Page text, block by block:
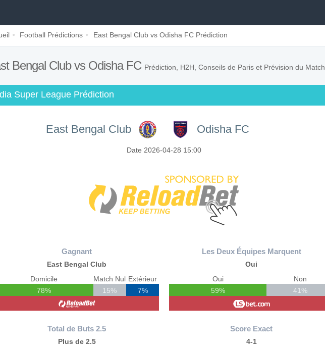
Football Prédictions East Bengal Club vs Odisha FC Prédiction
Bengal Club vs Odisha FC Prédiction, H2H, Conseils de Paris et Prévision du Match
Super League Prédiction
East Bengal Club Odisha FC
Date 2026-04-28 15:00
Gagnant
East Bengal Club
Domicile
78%
Match Nul
15%
Extérieur
7%
Total de Buts 2.5
Plus de 2.5
Les Deux Équipes Marquent
Oui
Oui
59%
Non
41%
Score Exact
4-1